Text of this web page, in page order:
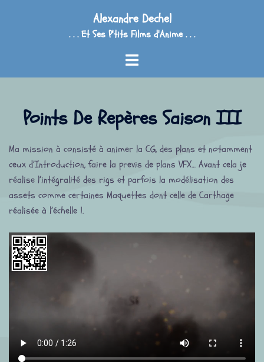
Alexandre Dechel
. . . Et Ses P'tits Films d'Anime . . .
Ouvrir/fermer
Points De Repères Saison III
Ma mission à consisté à animer la CG, des plans et notamment
ceux d’Introduction, faire la previs de plans VFX… Avant cela je
réalise l’intégralité des rigs et parfois la modélisation des
assets comme certaines Maquettes dont celle de Carthage
réalisée à l’échelle 1.